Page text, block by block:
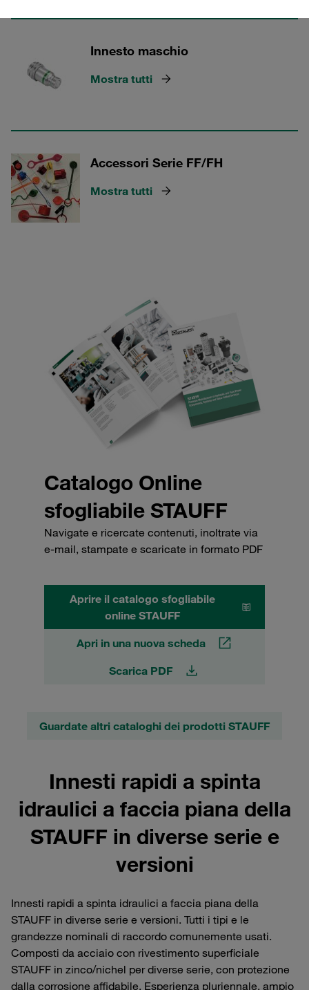
Innesto maschio
Mostra tutti
Accessori Serie FF/FH
Mostra tutti
Catalogo Online
sfogliabile STAUFF
Navigate e ricercate contenuti, inoltrate via
e-mail, stampate e scaricate in formato PDF
Aprire il catalogo sfogliabile
online STAUFF
Apri in una nuova scheda
Scarica PDF
Guardate altri cataloghi dei prodotti STAUFF
Innesti rapidi a spinta
idraulici a faccia piana della
STAUFF in diverse serie e
versioni
Innesti rapidi a spinta idraulici a faccia piana della
STAUFF in diverse serie e versioni. Tutti i tipi e le
grandezze nominali di raccordo comunemente usati.
Composti da acciaio con rivestimento superficiale
STAUFF in zinco/nichel per diverse serie, con protezione
dalla corrosione affidabile. Esperienza pluriennale, ampio